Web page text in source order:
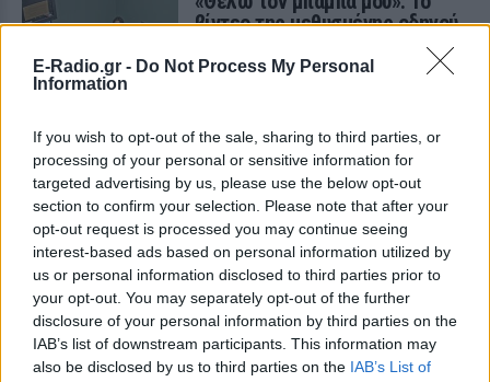
E-Radio.gr - Do Not Process My Personal
Information
If you wish to opt-out of the sale, sharing to third parties, or
processing of your personal or sensitive information for
targeted advertising by us, please use the below opt-out
section to confirm your selection. Please note that after your
opt-out request is processed you may continue seeing
interest-based ads based on personal information utilized by
us or personal information disclosed to third parties prior to
your opt-out. You may separately opt-out of the further
disclosure of your personal information by third parties on the
IAB’s list of downstream participants. This information may
also be disclosed by us to third parties on the IAB’s List of
βίντεο της μεθυσμένης οδηγού
που σκότωσε νύφη ώρες μετά
τον γάμο της
τριπλάσιο του νόμιμου ορίου, έπεσε
πάνω στο golf cart των νεόνυμφων στο
Folly Beach - τώρα νέο υλικό από το
αστυνομικό τμήμα αποκαλύπτει τη
συμπεριφορά της λίγο μετά τη μοιραία
σύγκρουση
Τροχαίο στις Σέρρες: «Έχασα τη
γυναίκα και το παιδί μου, τα
έχασα όλα» ‑ Ο πόνος του
πατέρα
ΧΤΕΣ